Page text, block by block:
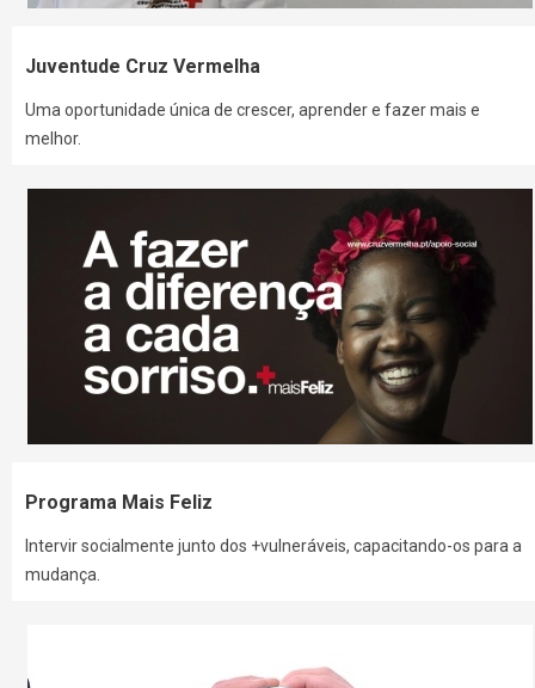
Juventude Cruz Vermelha
Uma oportunidade única de crescer, aprender e fazer mais e
melhor.
Programa Mais Feliz
Intervir socialmente junto dos +vulneráveis, capacitando-os para a
mudança.